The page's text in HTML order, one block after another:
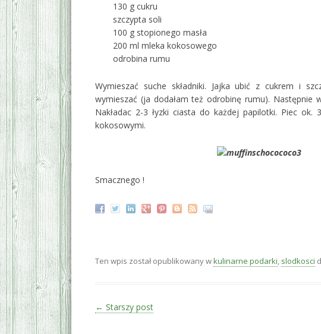
130 g cukru
szczypta soli
100 g stopionego masła
200 ml mleka kokosowego
odrobina rumu
Wymieszać suche składniki. Jajka ubić z cukrem i
wymieszać (ja dodałam też odrobinę rumu). Następnie
Nakładac 2-3 łyzki ciasta do każdej papilotki. Piec
kokosowymi.
Smacznego !
Ten wpis został opublikowany wkulinarne podarki, slodkosci
Zobacz wpisy
← Starszy post